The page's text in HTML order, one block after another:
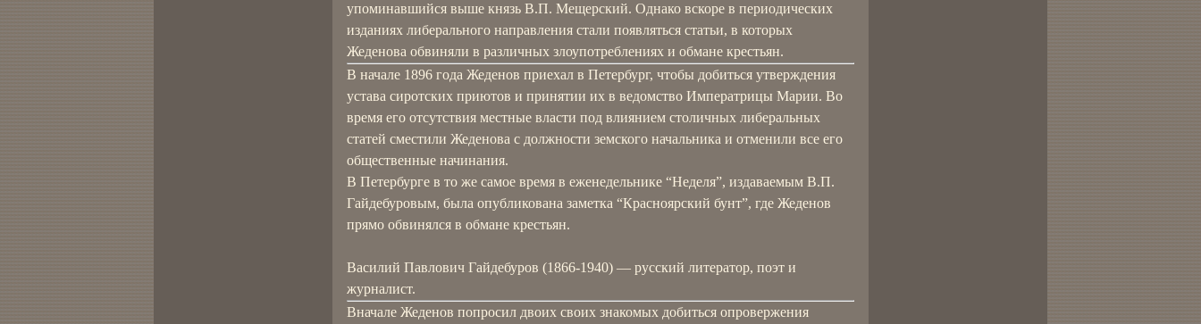
упоминавшийся выше князь В.П. Мещерский. Однако вскоре в периодических
изданиях либерального направления стали появляться статьи, в которых
Жеденова обвиняли в различных злоупотреблениях и обмане крестьян.
В начале 1896 года Жеденов приехал в Петербург, чтобы добиться утверждения
устава сиротских приютов и принятии их в ведомство Императрицы Марии. Во
время его отсутствия местные власти под влиянием столичных либеральных
статей сместили Жеденова с должности земского начальника и отменили все его
общественные начинания.
В Петербурге в то же самое время в еженедельнике “Неделя”, издаваемым В.П.
Гайдебуровым, была опубликована заметка “Красноярский бунт”, где Жеденов
прямо обвинялся в обмане крестьян.
Василий Павлович Гайдебуров (1866-1940) — русский литератор, поэт и
журналист.
Вначале Жеденов попросил двоих своих знакомых добиться опровержения